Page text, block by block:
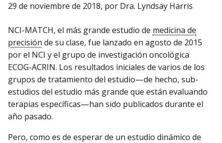
29 de noviembre de 2018, por Dra. Lyndsay Harris
NCI-MATCH, el más grande estudio de medicina de
precisión de su clase, fue lanzado en agosto de 2015
por el NCI y el grupo de investigación oncológica
ECOG-ACRIN. Los resultados iniciales de varios de los
grupos de tratamiento del estudio—de hecho, sub-
estudios del estudio más grande que están evaluando
terapias específicas—han sido publicados durante el
año pasado.
Pero, como es de esperar de un estudio dinámico de